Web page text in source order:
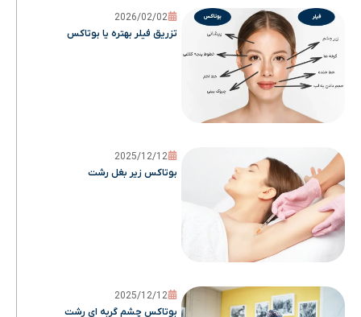
2026/02/02
تزریق فیلر بهتره یا بوتاکس
2025/12/12
بوتاکس زیر بغل رشت
2025/12/12
بوتاکس چشم گربه ای رشت